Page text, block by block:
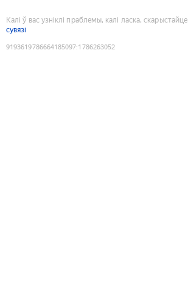
Калі ў вас узніклі праблемы, калі ласка, скарыстайце
сувязі
9193619786664185097:1786263052